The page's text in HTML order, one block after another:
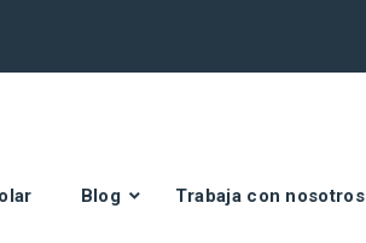
Blog Trabaja con nosotros